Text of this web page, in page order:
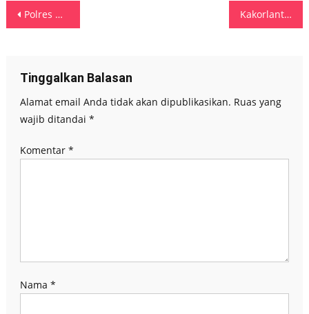
Navigasi
Polres Malra Kerahkan 24 Personel, Amankan Pelaksanaan Festival Pesona Meti Kei 2022 Kakorlantas Polri Hadiri Audiensi Persiapan Pengamanan KTT G20 di Bali
Tinggalkan Balasan
Alamat email Anda tidak akan dipublikasikan. Ruas yang
wajib ditandai *
Komentar *
Nama *